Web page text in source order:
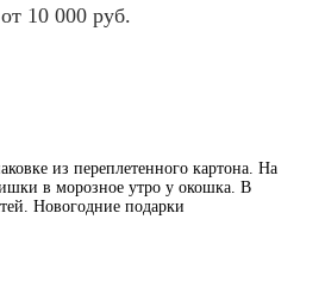
10 000 руб.
из переплетенного картона. На
в морозное утро у окошка. В
Новогодние подарки